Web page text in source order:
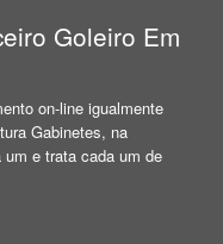
Goleiro Em
on-line igualmente
Gabinetes, na
e trata cada um de